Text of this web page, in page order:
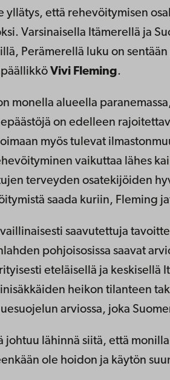
yllätys, että rehevöitymisen
Varsinaisella Itämerellä ja
Perämerellä luku on
Vivi Fleming.
monella alueella
on edelleen
myös tulevat
vaikuttaa lähes
terveyden osatekijöiden
saada kuriin, Fleming
saavutettuja
pohjoisosissa saavat
eteläisellä ja keskisellä
heikon tilanteen
arviossa, joka
johtuu lähinnä siitä, että
ole hoidon ja käytön